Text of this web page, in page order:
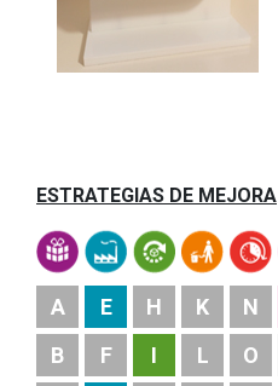
ESTRATEGIAS DE MEJORA
A
B
E
F
H
I
K
L
N
O